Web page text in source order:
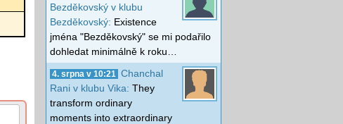
Bezděkovský v klubu
Bezděkovský: Existence
jména "Bezděkovský" se mi podařilo
dohledat minimálně k roku…
4. srpna v 10:21
Chanchal
Rani v klubu Vika: They
transform ordinary
moments into extraordinary